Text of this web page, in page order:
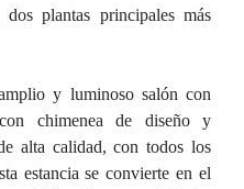
plantas principales más
y luminoso salón con
chimenea de diseño y
alta calidad, con todos los
estancia se convierte en el